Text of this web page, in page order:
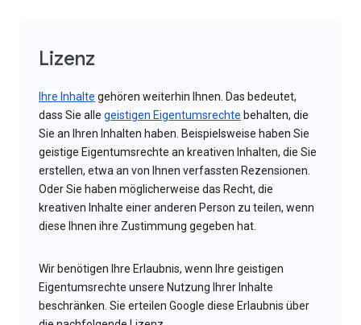
Lizenz
Ihre Inhalte gehören weiterhin Ihnen. Das bedeutet,
dass Sie alle geistigen Eigentumsrechte behalten, die
Sie an Ihren Inhalten haben. Beispielsweise haben Sie
geistige Eigentumsrechte an kreativen Inhalten, die Sie
erstellen, etwa an von Ihnen verfassten Rezensionen.
Oder Sie haben möglicherweise das Recht, die
kreativen Inhalte einer anderen Person zu teilen, wenn
diese Ihnen ihre Zustimmung gegeben hat.
Wir benötigen Ihre Erlaubnis, wenn Ihre geistigen
Eigentumsrechte unsere Nutzung Ihrer Inhalte
beschränken. Sie erteilen Google diese Erlaubnis über